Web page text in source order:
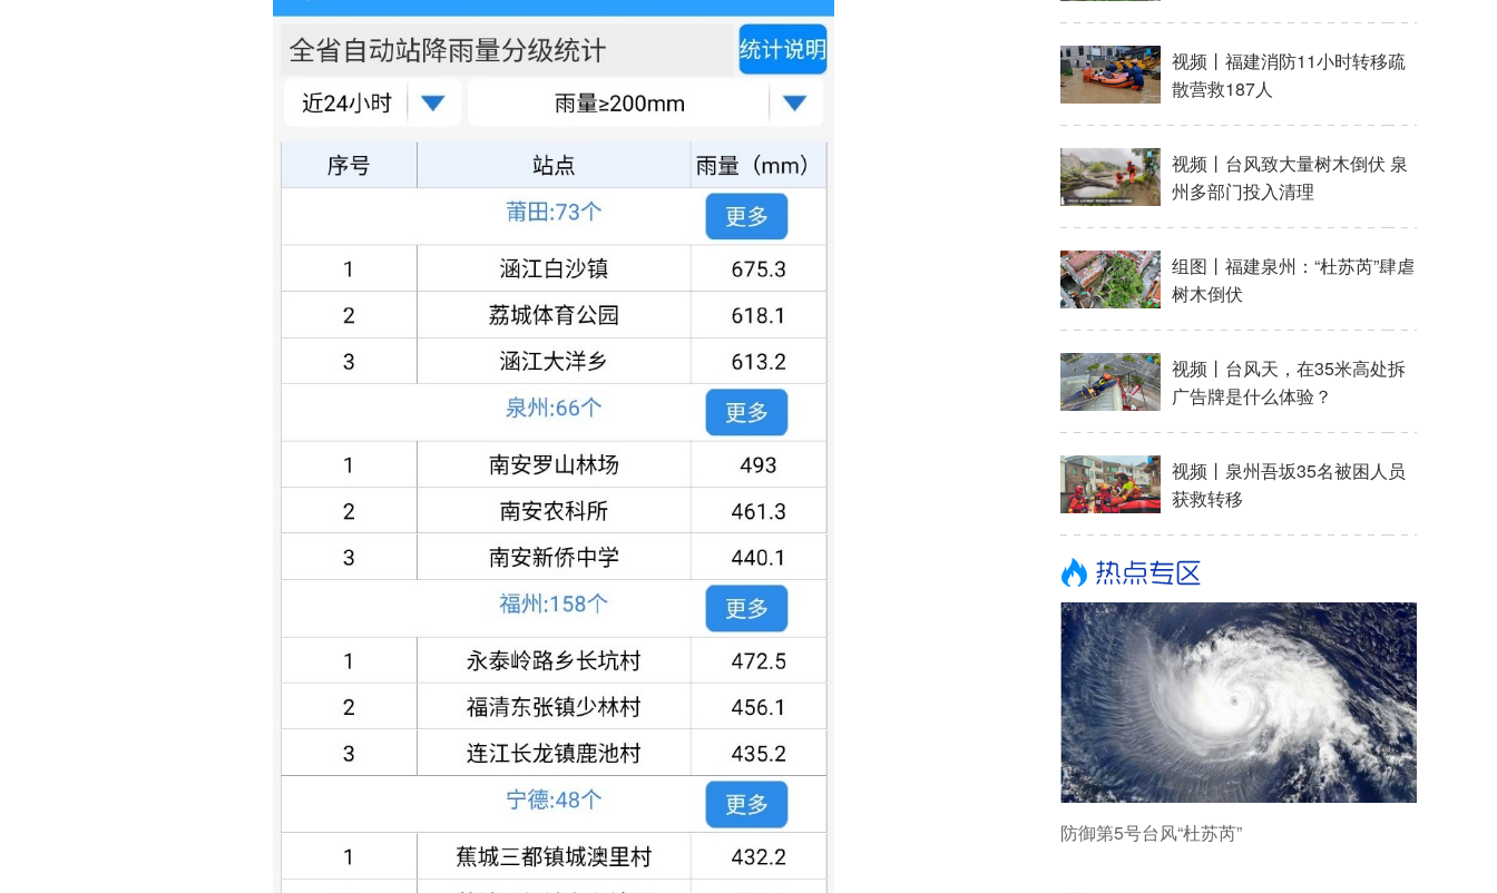
视频丨福建消防11小时转移疏
散营救187人
视频丨台风致大量树木倒伏 泉
州多部门投入清理
组图丨福建泉州：“杜苏芮”肆虐
树木倒伏
视频丨台风天，在35米高处拆
广告牌是什么体验？
视频丨泉州吾坂35名被困人员
获救转移
防御第5号台风“杜苏芮”